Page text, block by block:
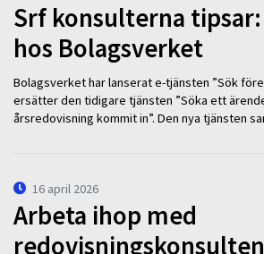
Srf konsulterna
hos Bolagsverket
Bolagsverket har lanserat e-tjänsten ”Sök
ersätter den tidigare tjänsten ”Söka ett
årsredovisning kommit in”. Den nya tjänsten
16 april 2026
Arbeta ihop med